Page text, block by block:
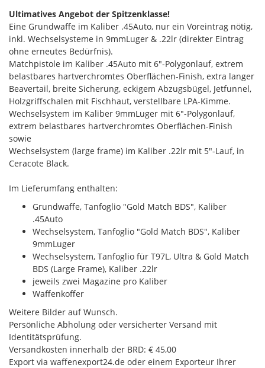
Ultimatives Angebot der Spitzenklasse!
Eine Grundwaffe im Kaliber .45Auto, nur ein Voreintrag nötig,
inkl. Wechselsysteme in 9mmLuger & .22lr (direkter Eintrag
ohne erneutes Bedürfnis).
Matchpistole im Kaliber .45Auto mit 6"-Polygonlauf, extrem
belastbares hartverchromtes Oberflächen-Finish, extra langer
Beavertail, breite Sicherung, eckigem Abzugsbügel, Jetfunnel,
Holzgriffschalen mit Fischhaut, verstellbare LPA-Kimme.
Wechselsystem im Kaliber 9mmLuger mit 6"-Polygonlauf,
extrem belastbares hartverchromtes Oberflächen-Finish
sowie
Wechselsystem (large frame) im Kaliber .22lr mit 5"-Lauf, in
Ceracote Black.
Im Lieferumfang enthalten:
Grundwaffe, Tanfoglio "Gold Match BDS", Kaliber
.45Auto
Wechselsystem, Tanfoglio "Gold Match BDS", Kaliber
9mmLuger
Wechselsystem, Tanfoglio für T97L, Ultra & Gold Match
BDS (Large Frame), Kaliber .22lr
jeweils zwei Magazine pro Kaliber
Waffenkoffer
Weitere Bilder auf Wunsch.
Persönliche Abholung oder versicherter Versand mit
Identitätsprüfung.
Versandkosten innerhalb der BRD: € 45,00
Export via waffenexport24.de oder einem Exporteur Ihrer